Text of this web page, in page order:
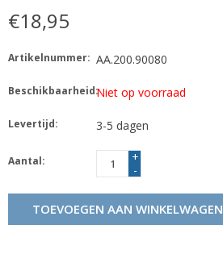
€18,95
Artikelnummer: AA.200.90080
Beschikbaarheid:Niet op voorraad
Levertijd: 3-5 dagen
Aantal:
+
-
TOEVOEGEN AAN WINKELWAGEN